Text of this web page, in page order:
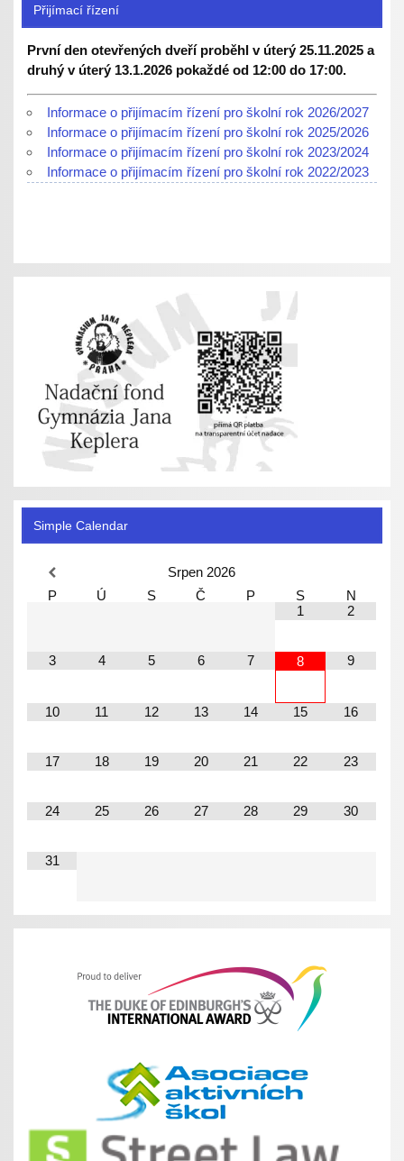
Přijímací řízení
První den otevřených dveří proběhl v úterý 25.11.2025 a
druhý v úterý 13.1.2026 pokaždé od 12:00 do 17:00.
Informace o přijímacím řízení pro školní rok 2026/2027
Informace o přijímacím řízení pro školní rok 2025/2026
Informace o přijímacím řízení pro školní rok 2023/2024
Informace o přijímacím řízení pro školní rok 2022/2023
Simple Calendar
Srpen 2026
P
Ú S Č P S
N
1
2
3 4 5 6 7 8 9
10 11 12 13 14 15 16
17 18 19 20 21 22 23
24 25 26 27 28 29 30
31